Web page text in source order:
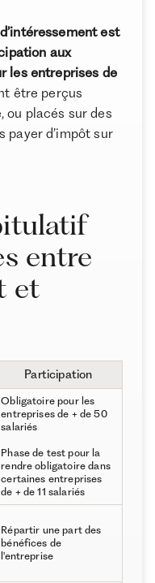
et la
et de la
l’entreprise sur
à la banque privée.
combinons
et sélection
du marché, dans
terme.
est
aux
les entreprises de
être perçus
ou placés sur des
payer d’impôt sur
entre
et
Participation
Obligatoire pour les
entreprises de + de 50
salariés
Phase de test pour la
rendre obligatoire dans
certaines entreprises
de + de 11 salariés
Répartir une part des
bénéfices de
l'entreprise